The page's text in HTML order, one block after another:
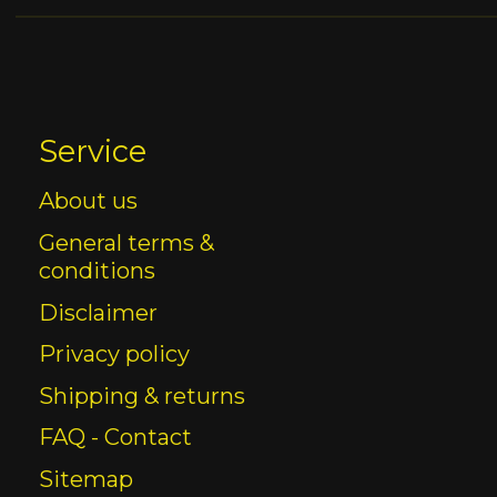
Service
About us
General terms &
conditions
Disclaimer
Privacy policy
Shipping & returns
FAQ - Contact
Sitemap